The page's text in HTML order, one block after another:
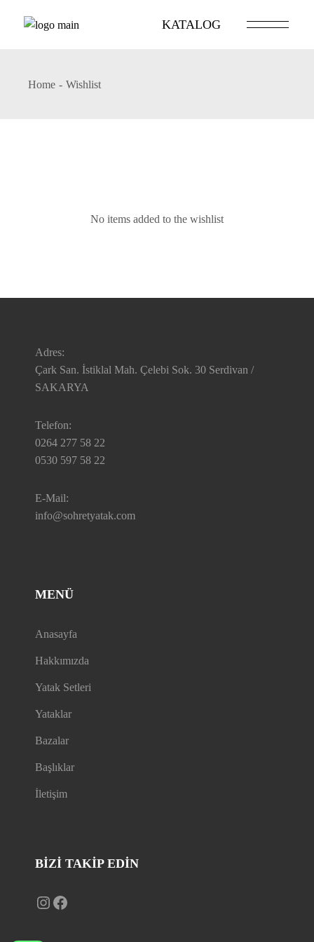
KATALOG
Home Wishlist
No items added to the wishlist
Adres:
Çark San. İstiklal Mah. Çelebi Sok. 30 Serdivan /
SAKARYA
Telefon:
0264 277 58 22
0530 597 58 22
E-Mail:
info@sohretyatak.com
MENÜ
Anasayfa
Hakkımızda
Yatak Setleri
Yataklar
Bazalar
Başlıklar
İletişim
BIZI TAKIP EDİN
Instagram
Facebook